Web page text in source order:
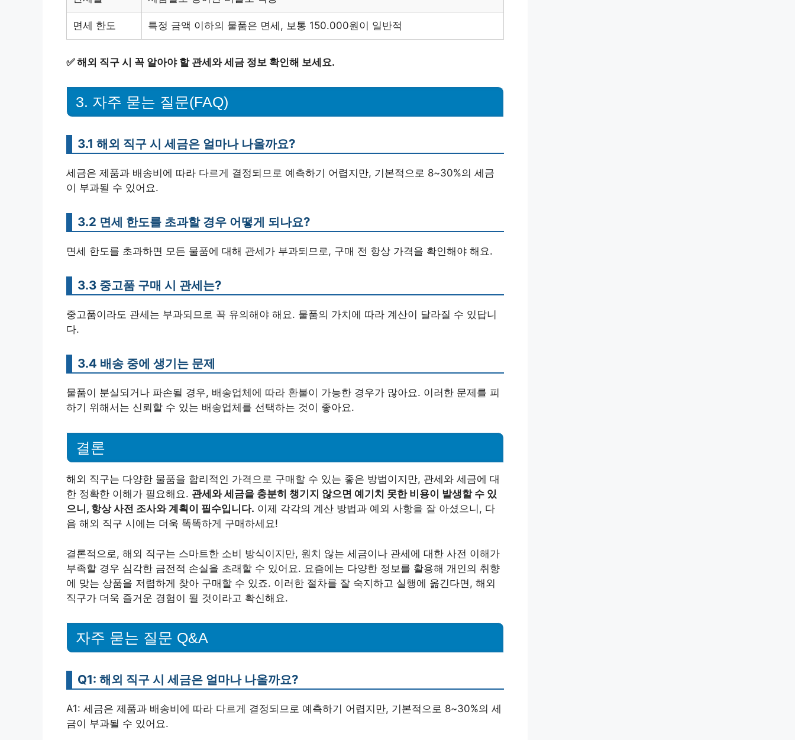
면세 한도 특정 금액 이하의 물품은 면세, 보통 150.000원이 일반적
✅해외 직구 시 꼭 알아야 할 관세와 세금 정보 확인해 보세요.
3. 자주 묻는 질문(FAQ)
3.1 해외 직구 시 세금은 얼마나 나올까요?
세금은 제품과 배송비에 따라 다르게 결정되므로 예측하기 어렵지만, 기본적으로 8~30%의 세금
이 부과될 수 있어요.
3.2 면세 한도를 초과할 경우 어떻게 되나요?
면세 한도를 초과하면 모든 물품에 대해 관세가 부과되므로, 구매 전 항상 가격을 확인해야 해요.
3.3 중고품 구매 시 관세는?
중고품이라도 관세는 부과되므로 꼭 유의해야 해요. 물품의 가치에 따라 계산이 달라질 수 있답니
다.
3.4 배송 중에 생기는 문제
물품이 분실되거나 파손될 경우, 배송업체에 따라 환불이 가능한 경우가 많아요. 이러한 문제를 피
하기 위해서는 신뢰할 수 있는 배송업체를 선택하는 것이 좋아요.
결론
해외 직구는 다양한 물품을 합리적인 가격으로 구매할 수 있는 좋은 방법이지만, 관세와 세금에 대
한 정확한 이해가 필요해요. 관세와 세금을 충분히 챙기지 않으면 예기치 못한 비용이 발생할 수 있
으니, 항상 사전 조사와 계획이 필수입니다. 이제 각각의 계산 방법과 예외 사항을 잘 아셨으니, 다
음 해외 직구 시에는 더욱 똑똑하게 구매하세요!
결론적으로, 해외 직구는 스마트한 소비 방식이지만, 원치 않는 세금이나 관세에 대한 사전 이해가
부족할 경우 심각한 금전적 손실을 초래할 수 있어요. 요즘에는 다양한 정보를 활용해 개인의 취향
에 맞는 상품을 저렴하게 찾아 구매할 수 있죠. 이러한 절차를 잘 숙지하고 실행에 옮긴다면, 해외
직구가 더욱 즐거운 경험이 될 것이라고 확신해요.
자주 묻는 질문 Q&A
Q1: 해외 직구 시 세금은 얼마나 나올까요?
A1: 세금은 제품과 배송비에 따라 다르게 결정되므로 예측하기 어렵지만, 기본적으로 8~30%의 세
금이 부과될 수 있어요.